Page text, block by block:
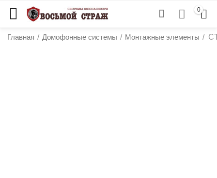
0
Главная / Домофонные системы / Монтажные элементы /